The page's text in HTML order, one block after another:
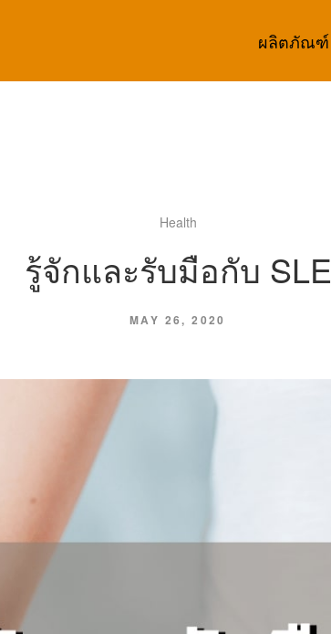
ผลิตภัณฑ์
Health
รู้จักและรับมือกับ SLE
MAY 26, 2020